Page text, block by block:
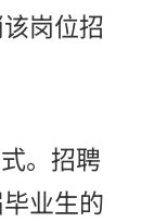
岗位招
。招聘
业生的